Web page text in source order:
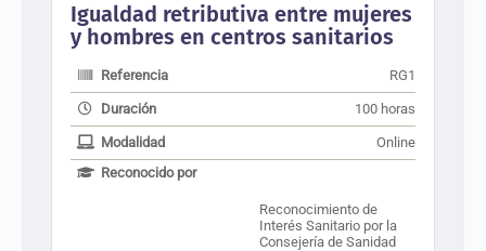
Igualdad retributiva entre mujeres
y hombres en centros sanitarios
Referencia RG1
Duración 100 horas
Modalidad
Online
Reconocido por
Reconocimiento de
Interés Sanitario por la
Consejería de Sanidad